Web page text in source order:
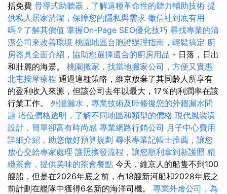
括免費 骨導式助聽器，了解這種革命性的聽力輔助技術 提
供私人居家清潔，保障您的隱私與需求 徵信社到底有用
嗎？了解其價值 掌握On-Page SEO優化技巧 尋找專業的清
潔公司來改善環境 桃園地區台胞證辦理指南，輕鬆搞定 廚
房器具全面介紹，協助您選擇適合的廚房用品 - 日落，日出
和壯麗的海景。 桃園搬家，找當地搬家公司，方便又實惠
北屯按摩療程 通過這種策略，維京放棄了其同齡人所享有
的盈利收入來源，但該公司去年以最大，17％的利潤率在該
行業工作。 外牆漏水，專業技術及時修復您的外牆漏水問
題 塔位價格透明，了解不同地區和類型的價格 現代風裝潢
設計，簡單卻富有時尚感 專業網路行銷公司 月子中心費用
詳細介紹，助您做好預算規劃 尋求專業記帳士推薦，讓您
放心交給專家處理 護照換發流程，讓您順利拿到新護照 精
緻茶會，提供美味的茶會餐點 今天，維京人的船隻不到100
艘船，但是在2026年底之前，有18艘新河船和2028年底之
前計劃在艦隊中獲得6名新的海洋司機。 專業外燴公司，為